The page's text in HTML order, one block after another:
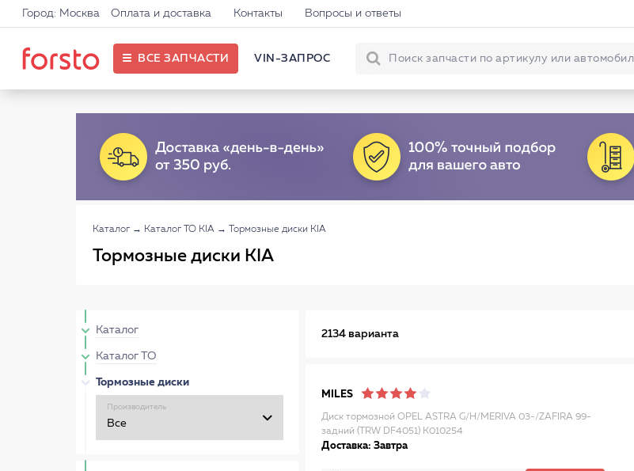
Город: Москва Оплата и доставка Контакты Вопросы и ответы
ВСЕ ЗАПЧАСТИ VIN-ЗАПРОС
Каталог → Каталог ТО KIA → Тормозные диски KIA
Тормозные диски KIA
Каталог
Каталог ТО
Тормозные диски
Производитель
2134 варианта
MILES
Диск тормозной OPEL ASTRA G/H/MERIVA 03-/ZAFIRA 99-
задний (TRW DF4051) K010254
Доставка: Завтра